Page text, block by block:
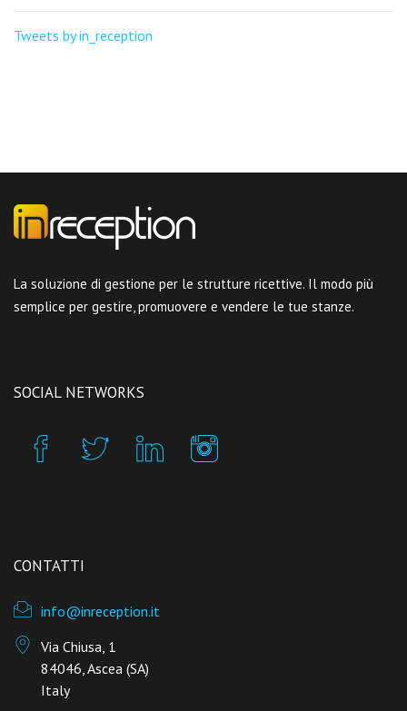
Tweets by in_reception
La soluzione di gestione per le strutture ricettive. Il modo più
semplice per gestire, promuovere e vendere le tue stanze.
SOCIAL NETWORKS
CONTATTI
info@inreception.it
Via Chiusa, 1
84046, Ascea (SA)
Italy